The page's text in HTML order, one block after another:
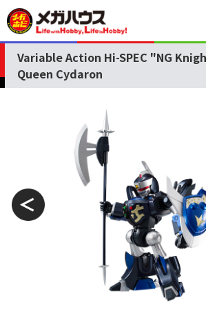
Variable Action Hi-SPEC "NG
Queen Cydaron